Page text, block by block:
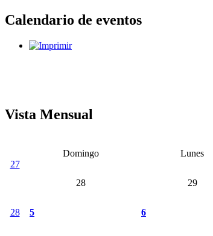
Calendario de eventos
Vista Mensual
Domingo
Lunes
27
28
29
28 5 6